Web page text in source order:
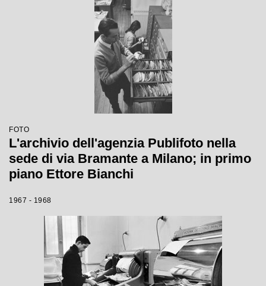
FOTO
L'archivio dell'agenzia Publifoto nella
sede di via Bramante a Milano; in primo
piano Ettore Bianchi
1967 - 1968